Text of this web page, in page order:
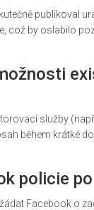
publikoval
což by oslabilo
služby
během krátké
policie
Facebook o